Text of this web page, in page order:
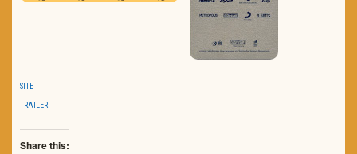
SITE
TRAILER
Share this: